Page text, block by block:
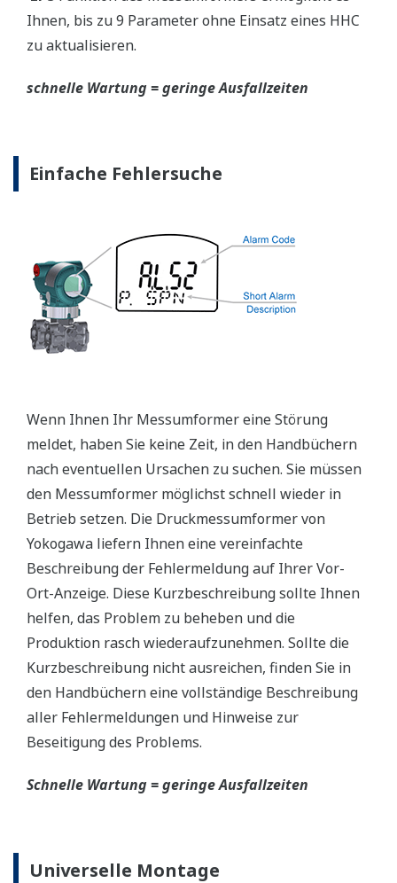
Ihnen, bis zu 9 Parameter ohne Einsatz eines HHC
zu aktualisieren.
schnelle Wartung = geringe Ausfallzeiten
Einfache Fehlersuche
Wenn Ihnen Ihr Messumformer eine Störung
meldet, haben Sie keine Zeit, in den Handbüchern
nach eventuellen Ursachen zu suchen. Sie müssen
den Messumformer möglichst schnell wieder in
Betrieb setzen. Die Druckmessumformer von
Yokogawa liefern Ihnen eine vereinfachte
Beschreibung der Fehlermeldung auf Ihrer Vor-
Ort-Anzeige. Diese Kurzbeschreibung sollte Ihnen
helfen, das Problem zu beheben und die
Produktion rasch wiederaufzunehmen. Sollte die
Kurzbeschreibung nicht ausreichen, finden Sie in
den Handbüchern eine vollständige Beschreibung
aller Fehlermeldungen und Hinweise zur
Beseitigung des Problems.
Schnelle Wartung = geringe Ausfallzeiten
Universelle Montage